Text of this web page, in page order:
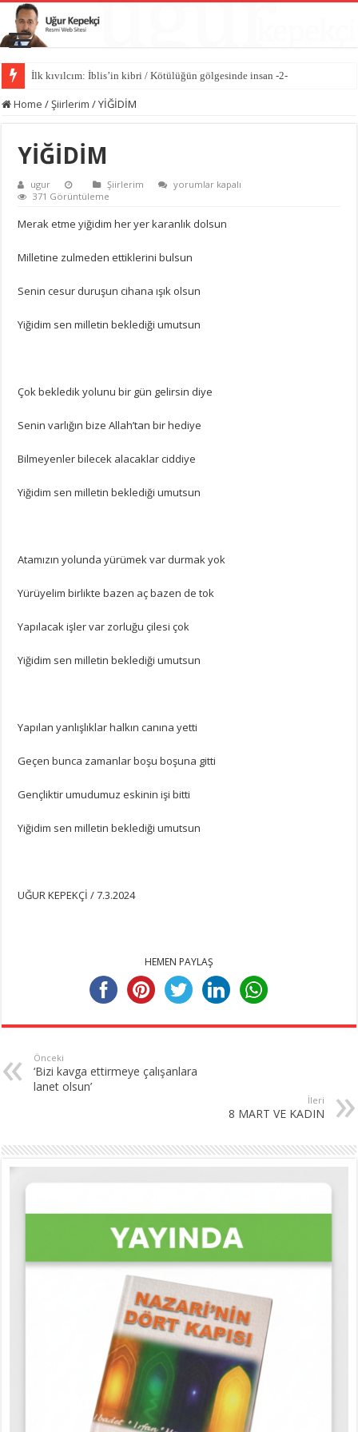
İlk kıvılcım: İblis’in kibri / Kötülüğün gölgesinde insan -2-
Home /Şiirlerim /YİĞİDİM
YİĞİDİM
ugur Şiirlerim
YİĞİDİM
yorumlar kapalı
371 Görüntüleme
Merak etme yiğidim her yer karanlık dolsun
Milletine zulmeden ettiklerini bulsun
Senin cesur duruşun cihana ışık olsun
Yiğidim sen milletin beklediği umutsun
Çok bekledik yolunu bir gün gelirsin diye
Senin varlığın bize Allah’tan bir hediye
Bilmeyenler bilecek alacaklar ciddiye
Yiğidim sen milletin beklediği umutsun
Atamızın yolunda yürümek var durmak yok
Yürüyelim birlikte bazen aç bazen de tok
Yapılacak işler var zorluğu çilesi çok
Yiğidim sen milletin beklediği umutsun
Yapılan yanlışlıklar halkın canına yetti
Geçen bunca zamanlar boşu boşuna gitti
Gençliktir umudumuz eskinin işi bitti
Yiğidim sen milletin beklediği umutsun
UĞUR KEPEKÇİ / 7.3.2024
HEMEN PAYLAŞ
Önceki
‘Bizi kavga ettirmeye çalışanlara
lanet olsun’
İleri
8 MART VE KADIN